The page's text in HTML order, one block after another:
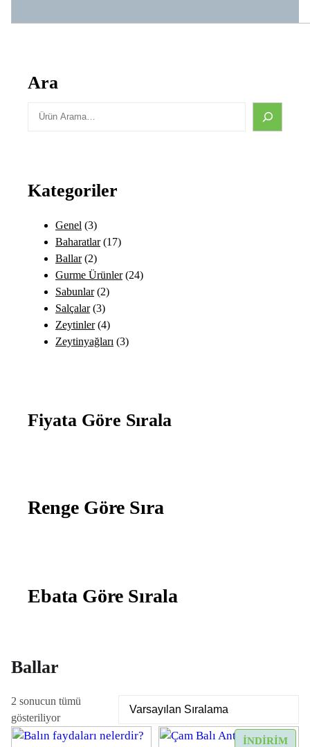
Ara
h
Kategoriler
Genel 33
ü
r
ü
n
Baharatlar 171
ü
Ballar 22
ü
r
ü
n
Gurme Ürünler 242
Sabunlar 22
r
ü
Salçalar 33
ü
r
Zeytinler 44
ü
Zeytinyağları 33
Fiyata Göre Sırala
Renge Göre Sıra
Ebata Göre Sırala
Ballar
2 sonucun tümü
gösteriliyor
İNDIRIMİ